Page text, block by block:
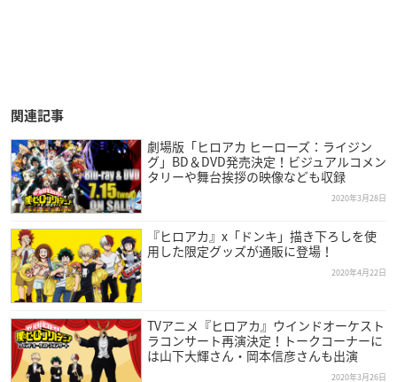
関連記事
劇場版「ヒロアカ ヒーローズ：ライジン
グ」BD＆DVD発売決定！ビジュアルコメン
タリーや舞台挨拶の映像なども収録
2020年3月28日
『ヒロアカ』x「ドンキ」描き下ろしを使
用した限定グッズが通販に登場！
2020年4月22日
TVアニメ『ヒロアカ』ウインドオーケスト
ラコンサート再演決定！トークコーナーに
は山下大輝さん・岡本信彦さんも出演
2020年3月26日